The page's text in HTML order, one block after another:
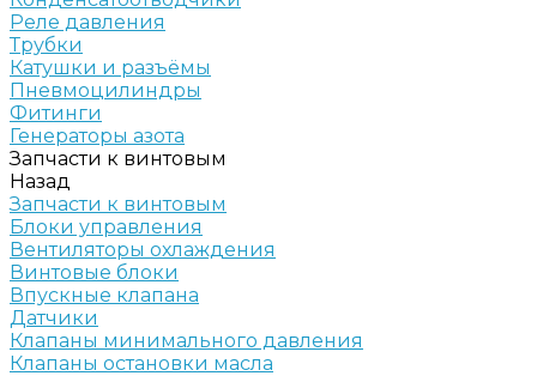
Реле давления
Трубки
Катушки и разъёмы
Пневмоцилиндры
Фитинги
Генераторы азота
Запчасти к винтовым
Назад
Запчасти к винтовым
Блоки управления
Вентиляторы охлаждения
Винтовые блоки
Впускные клапана
Датчики
Клапаны минимального давления
Клапаны остановки масла